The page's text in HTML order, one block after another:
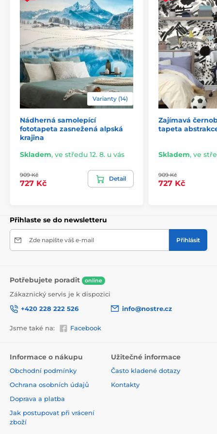
2) Výřezové samolepicí fototapety
U variant s výškou 270 cm je motiv přizpůsoben dané
velikosti, což může znamenat oříznutí některé části.
Rozměry jsou tvořeny pásy širokými 49 cm.
Rozměry (v cm): 147x270(3 pruhy), 196x270(4 pruhy),
Použitá tisková metoda je ekologická, a proto jsou
přísné normy a mají VOC i GREENGUARD GOLD
certifikaci. Navíc jsou bez obsahu PVC a lepidlo je na
Varianty (14)
Nádherná samolepící
fototapeta zasnežená alpská
krajina
Skladem, ve středu 12. 8. u vás
909 Kč
727 Kč
Detail
Zajímavá
tapeta
Skladem, ve
909 Kč
727 Kč
Přihlaste se do newsletteru
Zde napište váš e-mail Přihlásit
Potřebujete poradit online
Zákaznický servis je k dispozici
+420 228 222 526
info@nostre.cz
Jsme také na: Facebook
Informace o nákupu
Obchodní podmínky
Ochrana osobních údajů
Doprava a platba
Jak postupovat při vrácení
zboží
Užitečné informace
Často kladené dotazy
Kontakty